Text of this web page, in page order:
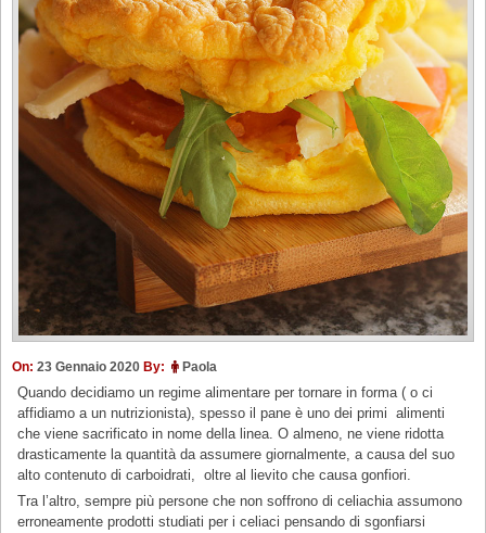
On: 23 Gennaio 2020 By: Paola
Quando decidiamo un regime alimentare per tornare in forma ( o ci
affidiamo a un nutrizionista), spesso il pane è uno dei primi alimenti
che viene sacrificato in nome della linea. O almeno, ne viene ridotta
drasticamente la quantità da assumere giornalmente, a causa del suo
alto contenuto di carboidrati, oltre al lievito che causa gonfiori.
Tra l’altro, sempre più persone che non soffrono di celiachia assumono
erroneamente prodotti studiati per i celiaci pensando di sgonfiarsi